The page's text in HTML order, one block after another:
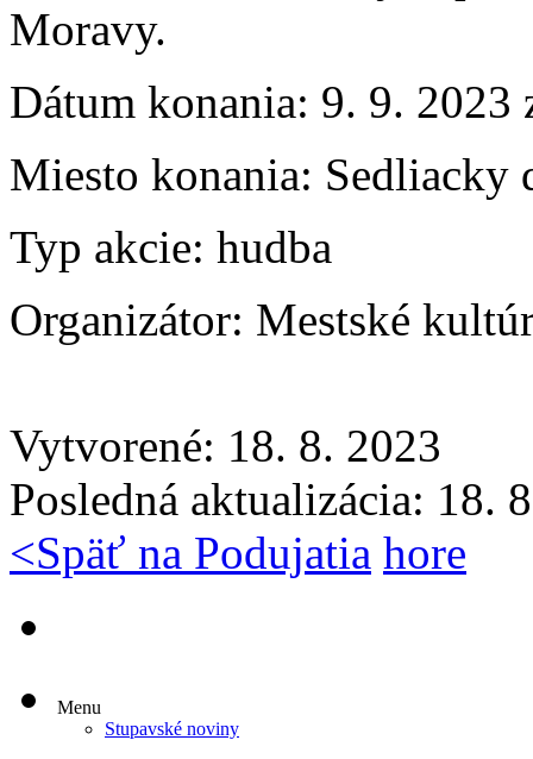
Moravy.
Dátum konania: 9. 9. 2023
Miesto konania: Sedliacky
Typ akcie: hudba
Organizátor: Mestské
Vytvorené: 18. 8. 2023
Posledná aktualizácia: 18.
<Späť na Podujatia hore
Menu
Stupavské noviny